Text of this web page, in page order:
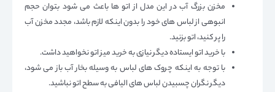
مخزن بزرگ آب در این مدل از اتو ها باعث می شود بتوان حجم
انبوهی از لباس های خود را بدون اینکه لازم باشد، مجدد مخزن آب
را پر کنید، اتو بزنید.
با خرید اتو ایستاده دیگر نیازی به خرید میز اتو نخواهید داشت.
با توجه به اینکه چروک های لباس به وسیله بخار آب باز می شود،
دیگر نگران چسبیدن لباس های الیافی به سطح اتو نباشید.